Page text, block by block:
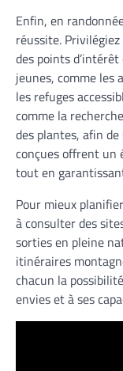
Enfin, en
réussite.
des points
jeunes, comme les
les refuges
comme la
des plantes, afin
conçues offrent un
tout en
Pour mieux
à consulter des
sorties en pleine
itinéraires
chacun la
envies et à ses